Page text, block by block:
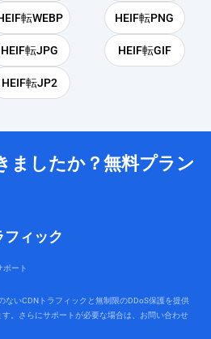
転WEBP HEIF転PNG
HEIF転JPG HEIF転GIF
HEIF転JP2
ましたか？無料プラン
フィック
ポート
ないCDNトラフィックと無制限のDDoS保護を提供
。さらにサポートが必要な場合は、お問い合わせ